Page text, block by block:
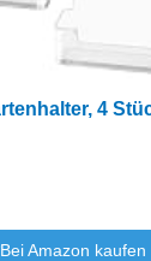
4
Amazon kaufen